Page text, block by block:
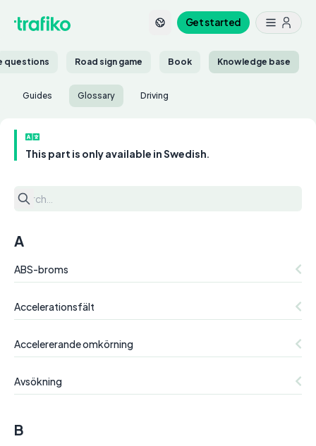
Get started
questions Road sign game Book Knowledge base
Guides Glossary Driving
This part is only available in Swedish.
A
ABS-broms
Accelerationsfält
Accelererande omkörning
Avsökning
B